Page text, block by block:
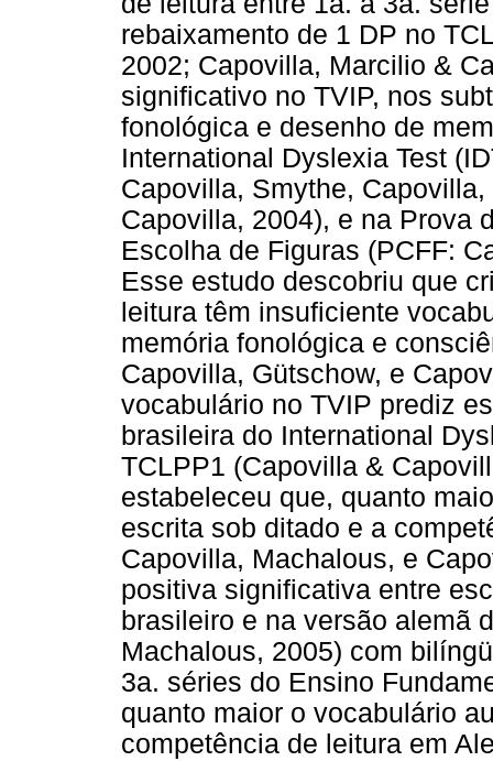
rebaixamento de 1 DP no
2002; Capovilla, Marcilio &
significativo no TVIP, nos
fonológica e desenho de
International Dyslexia Test
Capovilla, Smythe,
Capovilla, 2004), e na Prova
Escolha de Figuras (PCFF:
Esse estudo descobriu que
leitura têm insuficiente
memória fonológica e
Capovilla, Gütschow, e
vocabulário no TVIP prediz
brasileira do International
TCLPP1 (Capovilla &
estabeleceu que, quanto
escrita sob ditado e a
Capovilla, Machalous, e
positiva significativa entre
brasileiro e na versão alemã
Machalous, 2005) com
3a. séries do Ensino
quanto maior o vocabulário
competência de leitura em